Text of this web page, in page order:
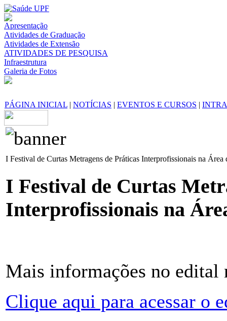
Apresentação
Atividades de Graduação
Atividades de Extensão
ATIVIDADES DE PESQUISA
Infraestrutura
Galeria de Fotos
PÁGINA INICIAL | NOTÍCIAS | EVENTOS E CURSOS |
I Festival de Curtas Metragens de Práticas Interprofissionais na Área
I Festival de Curtas
Interprofissionais na
Mais informações no
Clique aqui para acessar o